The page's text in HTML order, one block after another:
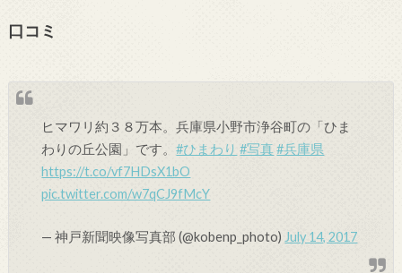
口コミ
ヒマワリ約３８万本。兵庫県小野市浄谷町の「ひま
わりの丘公園」です。#ひまわり #写真 #兵庫県
https://t.co/vf7HDsX1bO
pic.twitter.com/w7qCJ9fMcY
— 神戸新聞映像写真部 (@kobenp_photo) July 14, 2017